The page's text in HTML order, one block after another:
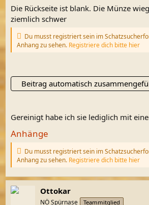
:
Die Rückseite ist blank. Die Münze
ziemlich schwer
Du musst registriert sein im
Anhang zu sehen. Registriere dich bitte hier
Beitrag automatisch
Gereinigt habe ich sie lediglich mit
Anhänge
Du musst registriert sein im
Anhang zu sehen. Registriere dich bitte hier
Ottokar
NÖ Spürnase Teammitglied